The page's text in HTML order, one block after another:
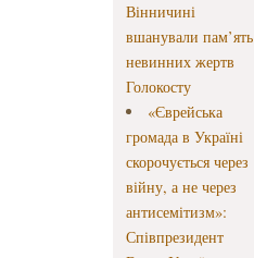
Вінничині
вшанували пам’ять
невинних жертв
Голокосту
«Єврейська
громада в Україні
скорочується через
війну, а не через
антисемітизм»:
Співпрезидент